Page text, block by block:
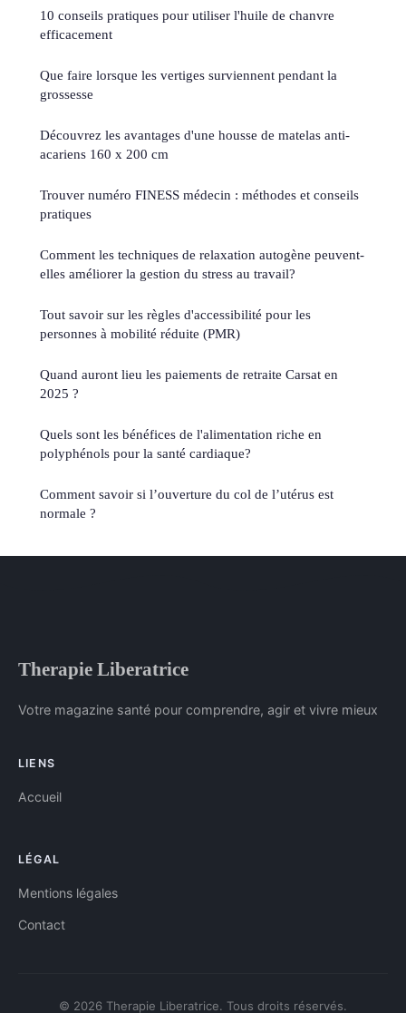
10 conseils pratiques pour utiliser l'huile de chanvre
efficacement
Que faire lorsque les vertiges surviennent pendant la
grossesse
Découvrez les avantages d'une housse de matelas anti-
acariens 160 x 200 cm
Trouver numéro FINESS médecin : méthodes et conseils
pratiques
Comment les techniques de relaxation autogène peuvent-
elles améliorer la gestion du stress au travail?
Tout savoir sur les règles d'accessibilité pour les
personnes à mobilité réduite (PMR)
Quand auront lieu les paiements de retraite Carsat en
2025 ?
Quels sont les bénéfices de l'alimentation riche en
polyphénols pour la santé cardiaque?
Comment savoir si l’ouverture du col de l’utérus est
normale ?
Therapie Liberatrice
Votre magazine santé pour comprendre, agir et vivre mieux
LIENS
Accueil
LÉGAL
Mentions légales
Contact
© 2026 Therapie Liberatrice. Tous droits réservés.